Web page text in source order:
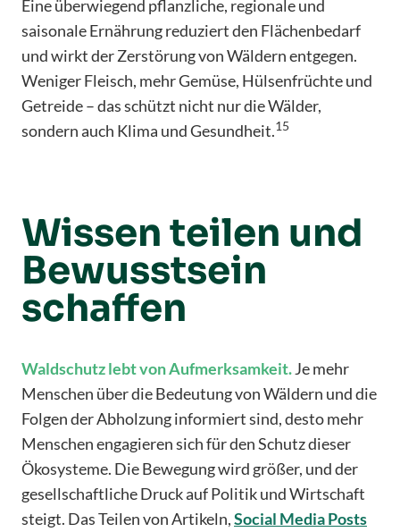
Eine überwiegend pflanzliche, regionale und
saisonale Ernährung reduziert den Flächenbedarf
und wirkt der Zerstörung von Wäldern entgegen.
Weniger Fleisch, mehr Gemüse, Hülsenfrüchte und
Getreide – das schützt nicht nur die Wälder,
sondern auch Klima und Gesundheit.15
Wissen teilen und
Bewusstsein
schaffen
Waldschutz lebt von Aufmerksamkeit.Je mehr
Menschen über die Bedeutung von Wäldern und die
Folgen der Abholzung informiert sind, desto mehr
Menschen engagieren sich für den Schutz dieser
Ökosysteme. Die Bewegung wird größer, und der
gesellschaftliche Druck auf Politik und Wirtschaft
steigt. Das Teilen von Artikeln,Social Media Posts